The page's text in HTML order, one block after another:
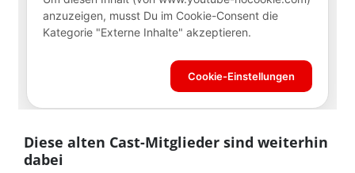
Diese alten Cast-Mitglieder sind weiterhin
dabei